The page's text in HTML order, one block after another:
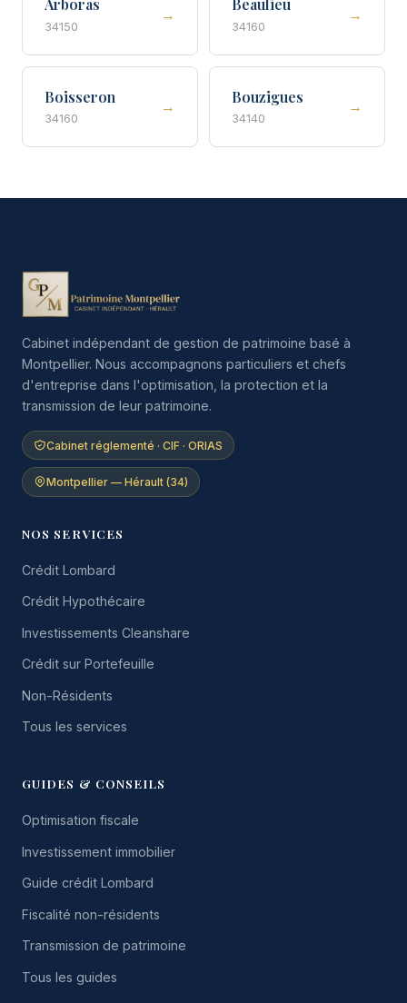
Arboras
34150
→
Beaulieu
34160
→
Boisseron
34160
→
Bouzigues
34140
→
Cabinet indépendant de gestion de patrimoine basé à
Montpellier. Nous accompagnons particuliers et chefs
d'entreprise dans l'optimisation, la protection et la
transmission de leur patrimoine.
Cabinet réglementé · CIF · ORIAS
Montpellier — Hérault (34)
NOS SERVICES
Crédit Lombard
Crédit Hypothécaire
Investissements Cleanshare
Crédit sur Portefeuille
Non-Résidents
Tous les services
GUIDES & CONSEILS
Optimisation fiscale
Investissement immobilier
Guide crédit Lombard
Fiscalité non-résidents
Transmission de patrimoine
Tous les guides